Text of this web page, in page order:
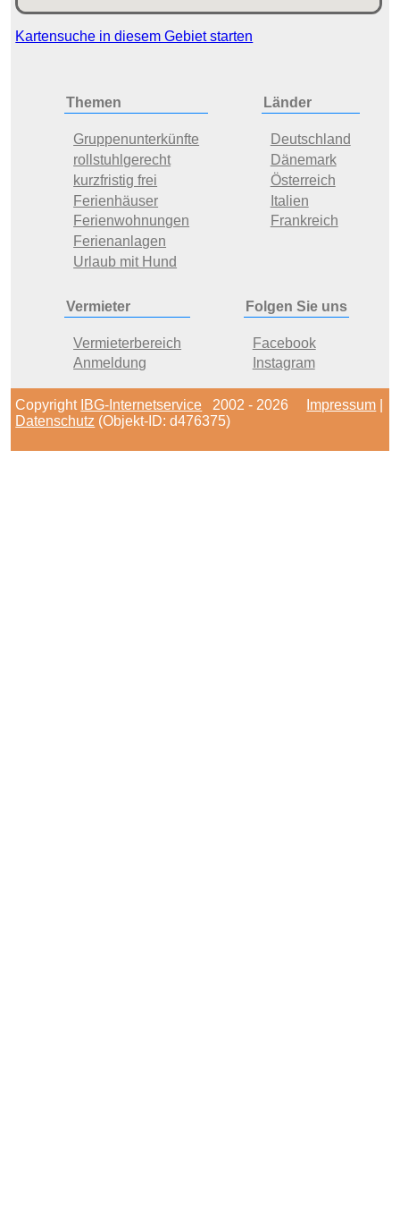
Kartensuche in diesem Gebiet starten
Themen
Gruppenunterkünfte
rollstuhlgerecht
kurzfristig frei
Ferienhäuser
Ferienwohnungen
Ferienanlagen
Urlaub mit Hund
Länder
Deutschland
Dänemark
Österreich
Italien
Frankreich
Vermieter
Vermieterbereich
Anmeldung
Folgen Sie uns
Facebook
Instagram
Copyright IBG-Internetservice 2002 - 2026 Impressum
Datenschutz (Objekt-ID: d476375)